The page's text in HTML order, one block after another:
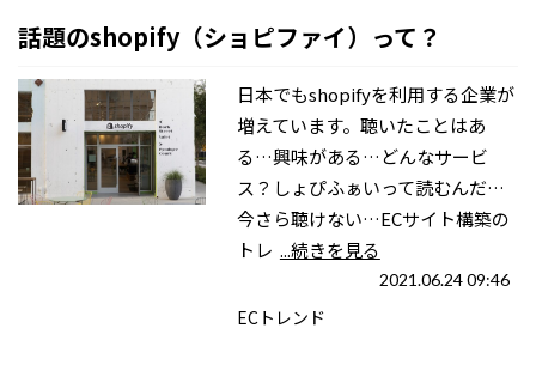
話題のshopify（ショピファイ）って？
日本でもshopifyを利用する企業が
増えています。聴いたことはあ
る…興味がある…どんなサービ
ス？しょぴふぁいって読むんだ…
今さら聴けない…ECサイト構築の
トレ ...続きを見る
2021.06.24 09:46
ECトレンド